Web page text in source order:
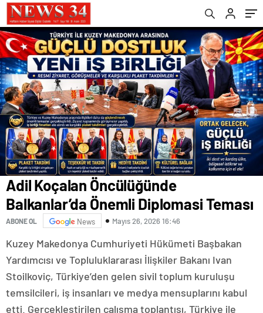
Adil Koçalan Öncülüğünde
Balkanlar’da Önemli Diplomasi Teması
ABONE OL News Mayıs 26, 2026 16:46
Kuzey Makedonya Cumhuriyeti Hükümeti Başbakan
Yardımcısı ve Topluluklararası İlişkiler Bakanı Ivan
Stoilkoviç, Türkiye’den gelen sivil toplum kuruluşu
temsilcileri, iş insanları ve medya mensuplarını kabul
etti. Gerçekleştirilen çalışma toplantısı, Türkiye ile